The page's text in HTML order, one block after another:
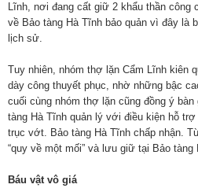
Lĩnh, nơi đang cất giữ 2 khẩu thần công
về Bảo tàng Hà Tĩnh bảo quản vì đây là
lịch sử.
Tuy nhiên, nhóm thợ lặn Cẩm Lĩnh kiên
dày công thuyết phục, nhờ những bậc
cuối cùng nhóm thợ lặn cũng đồng ý
tàng Hà Tĩnh quản lý với điều kiện hỗ
trục vớt. Bảo tàng Hà Tĩnh chấp nhận.
“quy về một mối” và lưu giữ tại Bảo tàng
Báu vật vô giá